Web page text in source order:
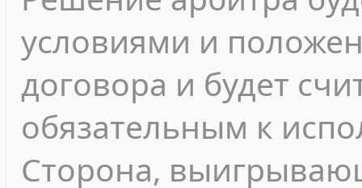
условиями и
договора и будет
обязательным к
Сторона,